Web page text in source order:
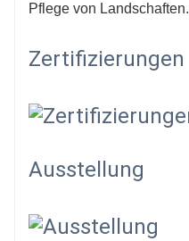
Pflege von Landschaften.
Zertifizierungen
Ausstellung